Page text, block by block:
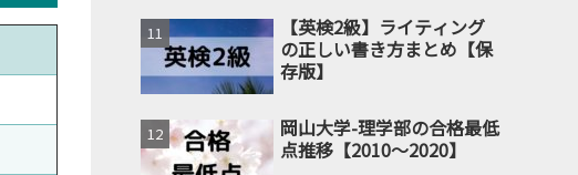
【英検2級】ライティング
の正しい書き方まとめ【保
存版】
岡山大学-理学部の合格最低
点推移【2010～2020】